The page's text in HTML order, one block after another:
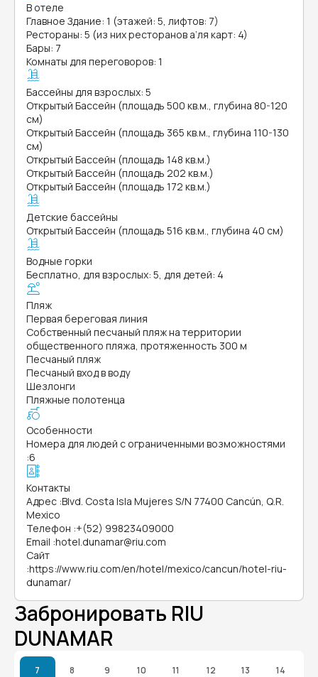
В отеле
Главное Здание: 1 (этажей: 5, лифтов: 7)
Рестораны: 5 (из них ресторанов а’ля карт: 4)
Бары: 7
Комнаты для переговоров: 1
Бассейны для взрослых: 5
Открытый Бассейн (площадь 500 кв.м., глубина 80-120
см)
Открытый Бассейн (площадь 365 кв.м., глубина 110-130
см)
Открытый Бассейн (площадь 148 кв.м.)
Открытый Бассейн (площадь 202 кв.м.)
Открытый Бассейн (площадь 172 кв.м.)
Детские бассейны
Открытый Бассейн (площадь 516 кв.м., глубина 40 см)
Водные горки
Бесплатно, для взрослых: 5, для детей: 4
Пляж
Первая береговая линия
Собственный песчаный пляж на территории
общественного пляжа, протяженность 300 м
Песчаный пляж
Песчаный вход в воду
Шезлонги
Пляжные полотенца
Особенности
Номера для людей с ограниченными возможностями
:6
Контакты
Адрес :Blvd. Costa Isla Mujeres S/N 77400 Cancún, Q.R.
Mexico
Телефон :+(52) 99823409000
Email :hotel.dunamar@riu.com
Сайт
:https://www.riu.com/en/hotel/mexico/cancun/hotel-riu-
dunamar/
Забронировать RIU
DUNAMAR
7 8 9 10 11 12 13 14